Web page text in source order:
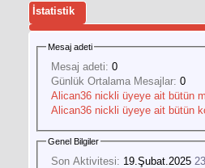
İstatistik
Mesaj adeti
Mesaj adeti: 0
Günlük Ortalama Mesajlar: 0
Alican36 nickli üyeye ait bütün
Alican36 nickli üyeye ait bütün
Genel Bilgiler
Son Aktivitesi: 19.Şubat.2025